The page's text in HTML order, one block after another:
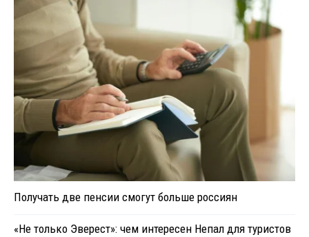
Получать две пенсии смогут больше россиян
«Не только Эверест»: чем интересен Непал для туристов